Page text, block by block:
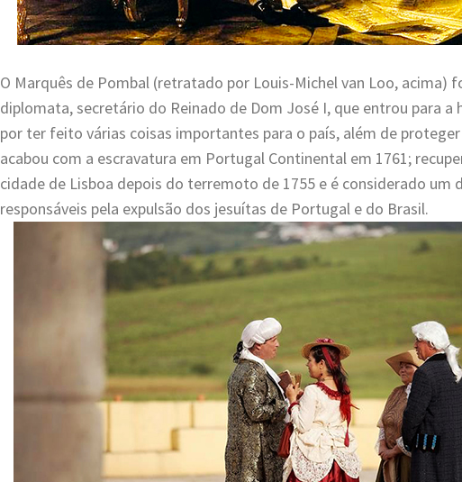
O Marquês de Pombal (retratado por Louis-Michel van Loo, acima)
diplomata, secretário do Reinado de Dom José I, que entrou para
por ter feito várias coisas importantes para o país, além de
acabou com a escravatura em Portugal Continental em 1761;
cidade de Lisboa depois do terremoto de 1755 e é considerado um
responsáveis pela expulsão dos jesuítas de Portugal e do Brasil.